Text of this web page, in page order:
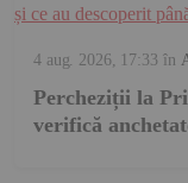
4 aug. 2026, 17:33 în
Percheziții la
verifică